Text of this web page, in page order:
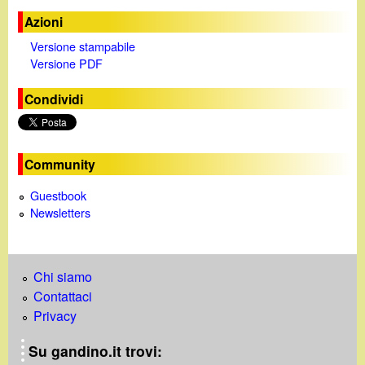
n
o
c
Azioni
Versione stampabile
Versione PDF
Condividi
Community
Guestbook
Newsletters
Chi siamo
Contattaci
Privacy
Su gandino.it trovi: